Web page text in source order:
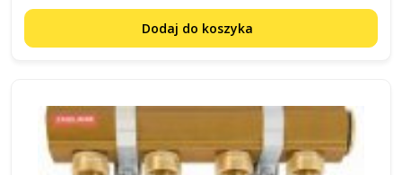
Dodaj do koszyka